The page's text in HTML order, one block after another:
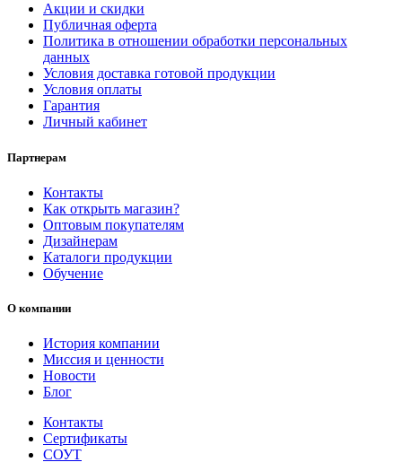
Акции и скидки
Публичная оферта
Политика в отношении обработки персональных
данных
Условия доставка готовой продукции
Условия оплаты
Гарантия
Личный кабинет
Партнерам
Контакты
Как открыть магазин?
Оптовым покупателям
Дизайнерам
Каталоги продукции
Обучение
О компании
История компании
Миссия и ценности
Новости
Блог
Контакты
Сертификаты
СОУТ